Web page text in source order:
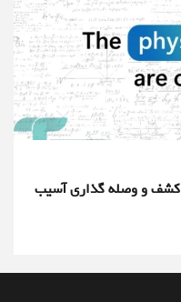
مایکروسافت با Project Perception کشف و وصله گذاری آسیب